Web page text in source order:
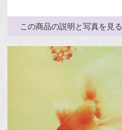
この商品の説明と写真を見る